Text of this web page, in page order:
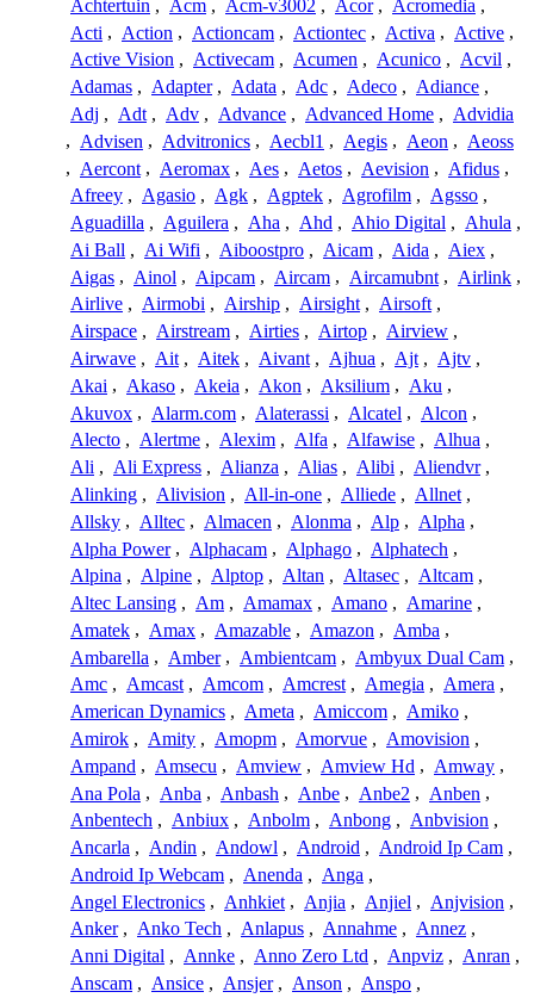
Achtertuin , Acm , Acm-v3002 , Acor , Acromedia ,
Acti , Action , Actioncam , Actiontec , Activa , Active ,
Active Vision , Activecam , Acumen , Acunico , Acvil ,
Adamas , Adapter , Adata , Adc , Adeco , Adiance ,
Adj , Adt , Adv , Advance , Advanced Home , Advidia
, Advisen , Advitronics , Aecbl1 , Aegis , Aeon , Aeoss
, Aercont , Aeromax , Aes , Aetos , Aevision , Afidus ,
Afreey , Agasio , Agk , Agptek , Agrofilm , Agsso ,
Aguadilla , Aguilera , Aha , Ahd , Ahio Digital , Ahula ,
Ai Ball , Ai Wifi , Aiboostpro , Aicam , Aida , Aiex ,
Aigas , Ainol , Aipcam , Aircam , Aircamubnt , Airlink ,
Airlive , Airmobi , Airship , Airsight , Airsoft ,
Airspace , Airstream , Airties , Airtop , Airview ,
Airwave , Ait , Aitek , Aivant , Ajhua , Ajt , Ajtv ,
Akai , Akaso , Akeia , Akon , Aksilium , Aku ,
Akuvox , Alarm.com , Alaterassi , Alcatel , Alcon ,
Alecto , Alertme , Alexim , Alfa , Alfawise , Alhua ,
Ali , Ali Express , Alianza , Alias , Alibi , Aliendvr ,
Alinking , Alivision , All-in-one , Alliede , Allnet ,
Allsky , Alltec , Almacen , Alonma , Alp , Alpha ,
Alpha Power , Alphacam , Alphago , Alphatech ,
Alpina , Alpine , Alptop , Altan , Altasec , Altcam ,
Altec Lansing , Am , Amamax , Amano , Amarine ,
Amatek , Amax , Amazable , Amazon , Amba ,
Ambarella , Amber , Ambientcam , Ambyux Dual Cam ,
Amc , Amcast , Amcom , Amcrest , Amegia , Amera ,
American Dynamics , Ameta , Amiccom , Amiko ,
Amirok , Amity , Amopm , Amorvue , Amovision ,
Ampand , Amsecu , Amview , Amview Hd , Amway ,
Ana Pola , Anba , Anbash , Anbe , Anbe2 , Anben ,
Anbentech , Anbiux , Anbolm , Anbong , Anbvision ,
Ancarla , Andin , Andowl , Android , Android Ip Cam ,
Android Ip Webcam , Anenda , Anga ,
Angel Electronics , Anhkiet , Anjia , Anjiel , Anjvision ,
Anker , Anko Tech , Anlapus , Annahme , Annez ,
Anni Digital , Annke , Anno Zero Ltd , Anpviz , Anran ,
Anscam , Ansice , Ansjer , Anson , Anspo ,